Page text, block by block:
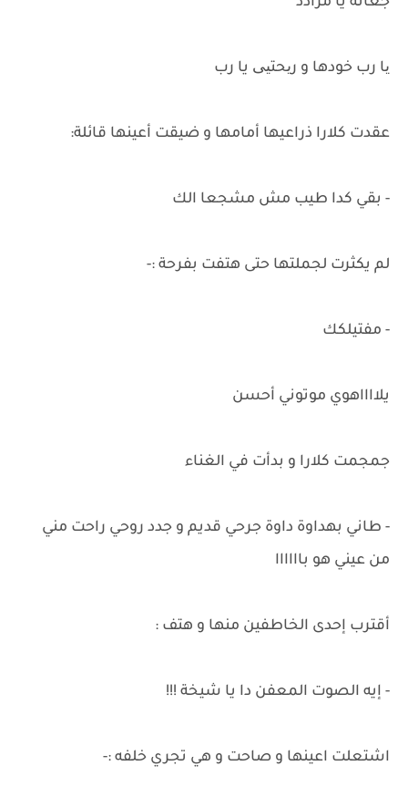
یا رب خودها و ریحتیی يا رب
عقدت كلارا ذراعيها أمامها و ضيقت أعينها قائلة:
- بقي كدا طيب مش مشجعا الك
لم يكثرت لجملتها حتى هتفت بفرحة :-
- مفتيلكك
يلااااهوي موتوني أحسن
جمجمت كلارا و بدأت في الغناء
- طاني بهداوة داوة جرحي قديم و جدد روحي راحت مني
من عيني هو باااااا
أقترب إحدى الخاطفين منها و هتف :
- إيه الصوت المعفن دا يا شيخة !!!
اشتعلت اعينها و صاحت و هي تجري خلفه :-